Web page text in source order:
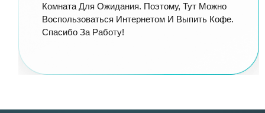
Комната Для Ожидания. Поэтому, Тут Можно
Воспользоваться Интернетом И Выпить Кофе.
Спасибо За Работу!